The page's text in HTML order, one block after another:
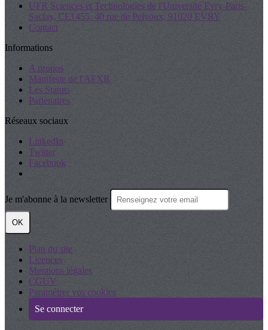
UFR Sciences et Technologies de l'Université Evry-Paris-
Saclay, CE1455, 40 rue de Pelvoux, 91020 EVRY
Contact
Informations
A propos
Manifeste de l'AFXR
Les Statuts
Partenaires
Réseaux sociaux
LinkedIn
Twitter
Facebook
Je m'abonne à la newsletter
OK
Plan du site
Licences
Mentions légales
CGUV
Paramétrer vos cookies
Se connecter